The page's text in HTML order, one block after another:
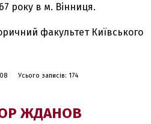
року в м. Вінниця.
факультет Київського
університету.
1999 роки працював в
Усього записів: 174
ЖДАНОВ